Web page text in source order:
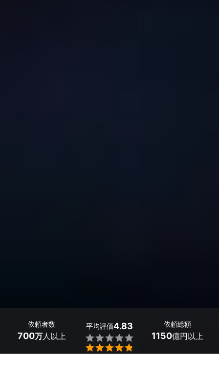
依頼者数
700万人以上
平均評価4.83


依頼総額
1150億円以上